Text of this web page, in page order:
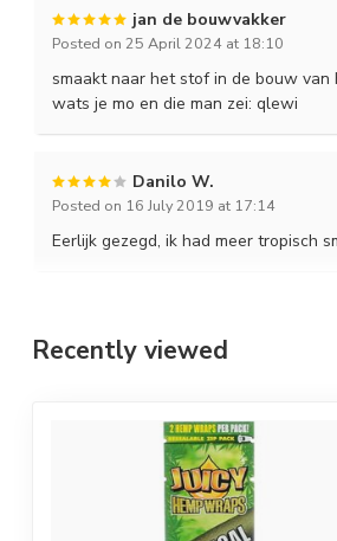
jan de bouwvakker
Posted on 25 April 2024 at 18:10
smaakt naar het stof in de bouw
wats je mo en die man zei: qlewi
Danilo W.
Posted on 16 July 2019 at 17:14
Eerlijk gezegd, ik had meer tropisch
Recently viewed